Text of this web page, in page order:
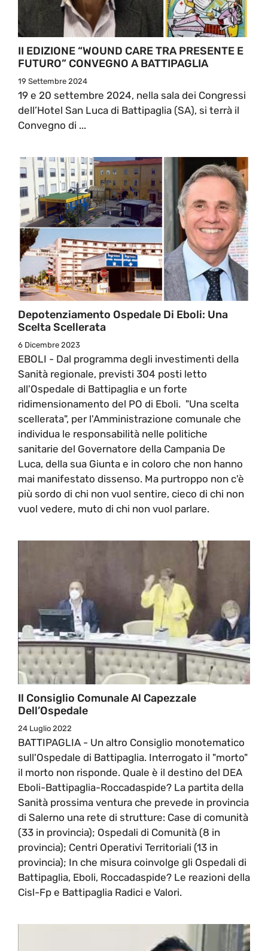
II EDIZIONE “WOUND CARE TRA PRESENTE E
FUTURO” CONVEGNO A BATTIPAGLIA
19 Settembre 2024
19 e 20 settembre 2024, nella sala dei Congressi
dell’Hotel San Luca di Battipaglia (SA), si terrà il
Convegno di ...
Depotenziamento Ospedale Di Eboli: Una
Scelta Scellerata
6 Dicembre 2023
EBOLI - Dal programma degli investimenti della
Sanità regionale, previsti 304 posti letto
all'Ospedale di Battipaglia e un forte
ridimensionamento del PO di Eboli. "Una scelta
scellerata", per l'Amministrazione comunale che
individua le responsabilità nelle politiche
sanitarie del Governatore della Campania De
Luca, della sua Giunta e in coloro che non hanno
mai manifestato dissenso. Ma purtroppo non c'è
più sordo di chi non vuol sentire, cieco di chi non
vuol vedere, muto di chi non vuol parlare.
Il Consiglio Comunale Al Capezzale
Dell’Ospedale
24 Luglio 2022
BATTIPAGLIA - Un altro Consiglio monotematico
sull'Ospedale di Battipaglia. Interrogato il "morto"
il morto non risponde. Quale è il destino del DEA
Eboli-Battipaglia-Roccadaspide? La partita della
Sanità prossima ventura che prevede in provincia
di Salerno una rete di strutture: Case di comunità
(33 in provincia); Ospedali di Comunità (8 in
provincia); Centri Operativi Territoriali (13 in
provincia); In che misura coinvolge gli Ospedali di
Battipaglia, Eboli, Roccadaspide? Le reazioni della
Cisl-Fp e Battipaglia Radici e Valori.